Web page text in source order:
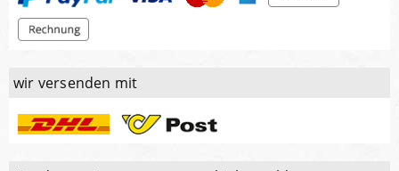
wir versenden mit